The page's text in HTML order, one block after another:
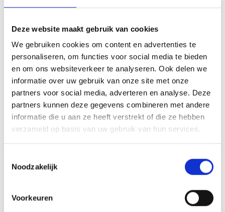
Deze website maakt gebruik van cookies
We gebruiken cookies om content en advertenties te
personaliseren, om functies voor social media te bieden
en om ons websiteverkeer te analyseren. Ook delen we
informatie over uw gebruik van onze site met onze
partners voor social media, adverteren en analyse. Deze
partners kunnen deze gegevens combineren met andere
informatie die u aan ze heeft verstrekt of die ze hebben
verzameld op basis van uw gebruik van hun services.
Noodzakelijk
Voorkeuren
KAISERSCHMARNN
RECEPT